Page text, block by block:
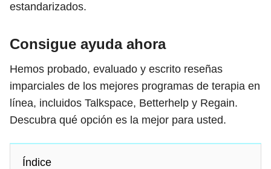
estandarizados.
Consigue ayuda ahora
Hemos probado, evaluado y escrito reseñas
imparciales de los mejores programas de terapia en
línea, incluidos Talkspace, Betterhelp y Regain.
Descubra qué opción es la mejor para usted.
Índice